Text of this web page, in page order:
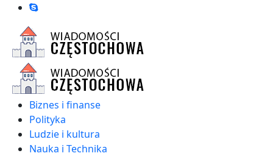
Biznes i finanse
Polityka
Ludzie i kultura
Nauka i Technika